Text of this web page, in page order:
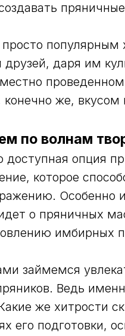
популярным
даря им
же, вкусом
по волнам
опция
которое
Особенно
о пряничных
имбирных
займемся
Ведь
же хитрости
его подготовки,